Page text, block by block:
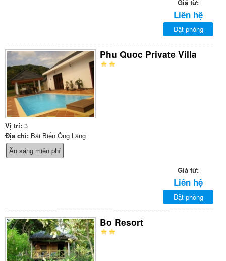
Giá từ:
Liên hệ
Đặt phòng
Phu Quoc Private Villa
Vị trí: 3
Địa chỉ: Bãi Biển Ông Lãng
Ăn sáng miễn phí
Giá từ:
Liên hệ
Đặt phòng
Bo Resort